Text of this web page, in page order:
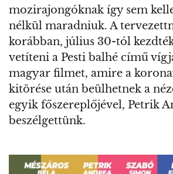
mozirajongóknak így sem
nélkül maradniuk. A
korábban, július 30-tól
vetíteni a Pesti balhé című
magyar filmet, amire a
kitörése után beülhetnek a
egyik főszereplőjével, Petrik
beszélgettünk.